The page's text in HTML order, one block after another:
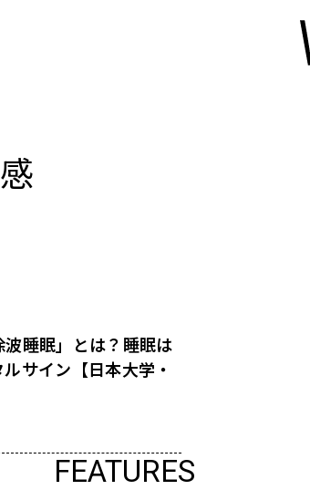
波睡眠」とは？睡眠は
サイン【日本大学・
FEATURES